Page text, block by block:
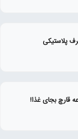
پلاستیکی
قارچ بجای غذا!